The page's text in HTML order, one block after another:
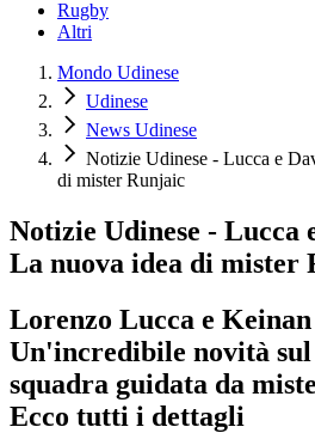
Rugby
Altri
Mondo Udinese
Udinese
News Udinese
Notizie Udinese - Lucca e
di mister Runjaic
Notizie Udinese - Lucca
La nuova idea di mister
Lorenzo Lucca e Keinan
Un'incredibile novità
squadra guidata da
Ecco tutti i dettagli